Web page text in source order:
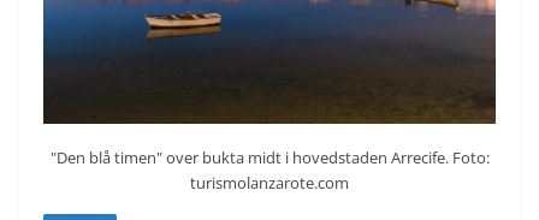
"Den blå timen" over bukta midt i hovedstaden Arrecife. Foto:
turismolanzarote.com